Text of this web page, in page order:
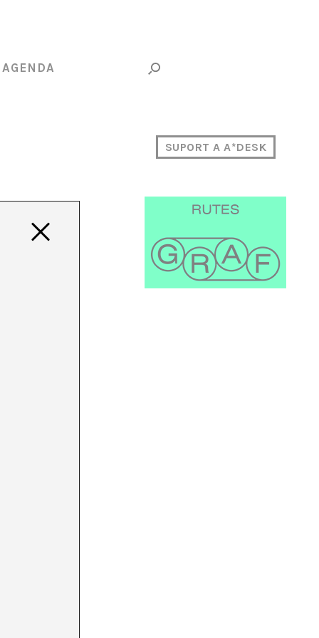
AGENDA
SUPORT A A*DESK